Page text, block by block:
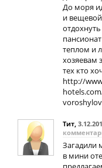
До моря
и
теплом и
хозяевам
тех кто
http://
Тит,
Загадили
в мини